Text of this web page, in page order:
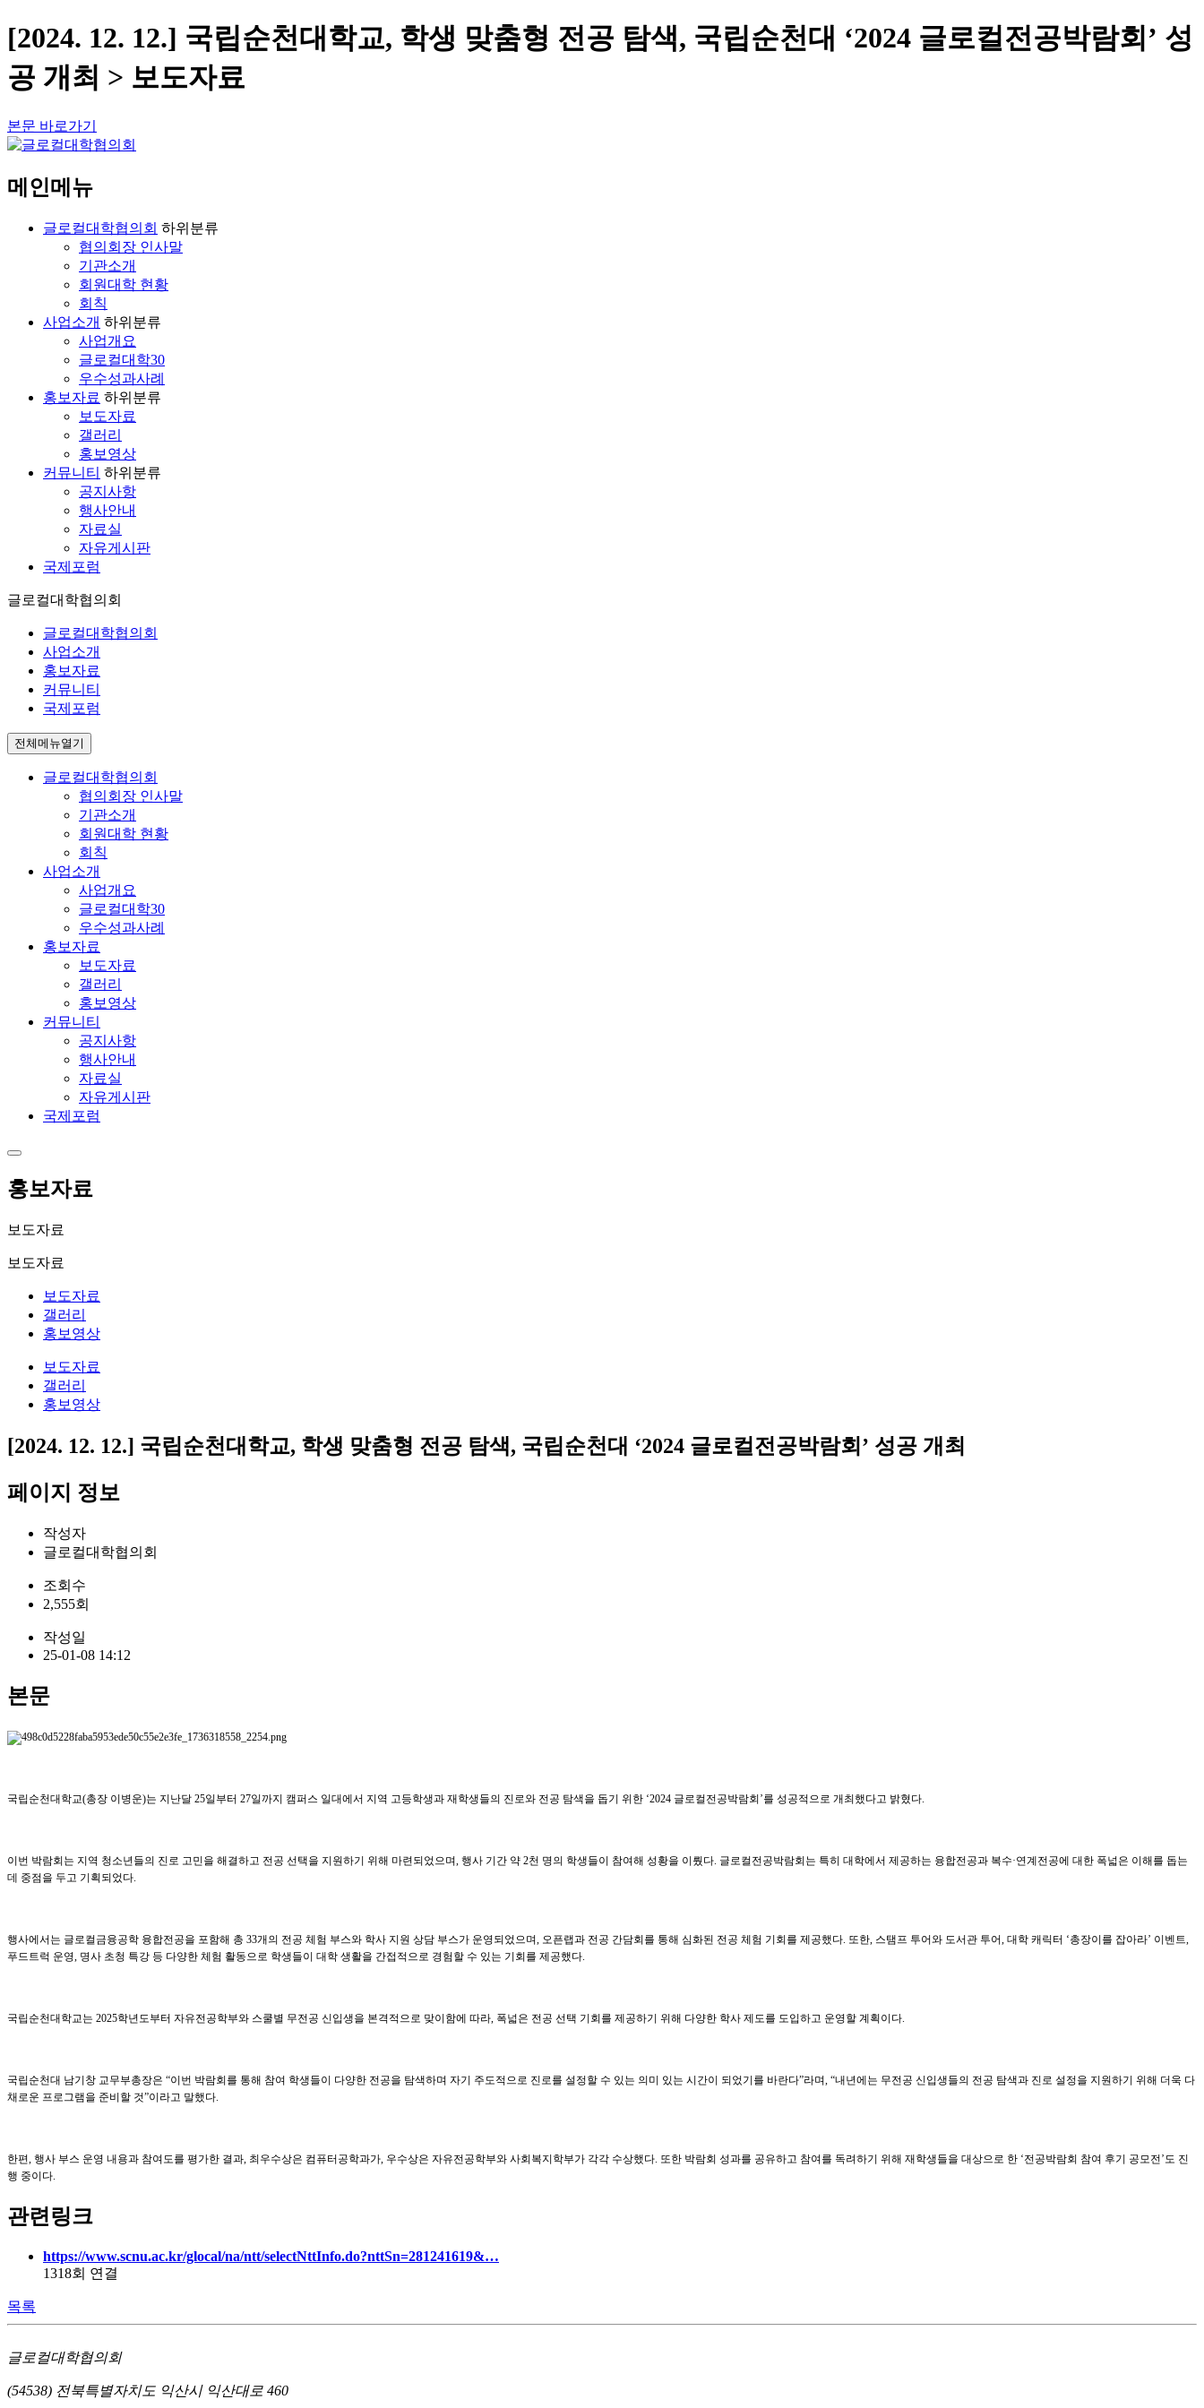
[2024. 12. 12.] 국립순천대학교, 학생 맞춤형 전공 탐색, 국립순천대 ‘2024 글로컬전공박람회’ 성
공 개최 > 보도자료
본문 바로가기
메인메뉴
글로컬대학협의회 하위분류
협의회장 인사말
기관소개
회원대학 현황
회칙
사업소개 하위분류
사업개요
글로컬대학30
우수성과사례
홍보자료 하위분류
보도자료
갤러리
홍보영상
커뮤니티 하위분류
공지사항
행사안내
자료실
자유게시판
국제포럼
글로컬대학협의회
글로컬대학협의회
사업소개
홍보자료
커뮤니티
국제포럼
전체메뉴열기
글로컬대학협의회
협의회장 인사말
기관소개
회원대학 현황
회칙
사업소개
사업개요
글로컬대학30
우수성과사례
홍보자료
보도자료
갤러리
홍보영상
커뮤니티
공지사항
행사안내
자료실
자유게시판
국제포럼
홍보자료
보도자료
보도자료
보도자료
갤러리
홍보영상
보도자료
갤러리
홍보영상
[2024. 12. 12.] 국립순천대학교, 학생 맞춤형 전공 탐색, 국립순천대 ‘2024 글로컬전공박람회’ 성공 개최
페이지 정보
작성자
글로컬대학협의회
조회수
2,555회
작성일
25-01-08 14:12
본문
국립순천대학교(총장 이병운)는 지난달 25일부터 27일까지 캠퍼스 일대에서 지역 고등학생과 재학생들의 진로와 전공 탐색을 돕기 위한 ‘2024 글로컬전공박람회’를 성공적으로 개최했다고 밝혔다.
이번 박람회는 지역 청소년들의 진로 고민을 해결하고 전공 선택을 지원하기 위해 마련되었으며, 행사 기간 약 2천 명의 학생들이 참여해 성황을 이뤘다. 글로컬전공박람회는 특히 대학에서 제공하는 융합전공과 복수·연계전공에 대한 폭넓은 이해를 돕는
데 중점을 두고 기획되었다.
행사에서는 글로컬금융공학 융합전공을 포함해 총 33개의 전공 체험 부스와 학사 지원 상담 부스가 운영되었으며, 오픈랩과 전공 간담회를 통해 심화된 전공 체험 기회를 제공했다. 또한, 스탬프 투어와 도서관 투어, 대학 캐릭터 ‘총장이를 잡아라’ 이벤트,
푸드트럭 운영, 명사 초청 특강 등 다양한 체험 활동으로 학생들이 대학 생활을 간접적으로 경험할 수 있는 기회를 제공했다.
국립순천대학교는 2025학년도부터 자유전공학부와 스쿨별 무전공 신입생을 본격적으로 맞이함에 따라, 폭넓은 전공 선택 기회를 제공하기 위해 다양한 학사 제도를 도입하고 운영할 계획이다.
국립순천대 남기창 교무부총장은 “이번 박람회를 통해 참여 학생들이 다양한 전공을 탐색하며 자기 주도적으로 진로를 설정할 수 있는 의미 있는 시간이 되었기를 바란다”라며, “내년에는 무전공 신입생들의 전공 탐색과 진로 설정을 지원하기 위해 더욱 다
채로운 프로그램을 준비할 것”이라고 말했다.
한편, 행사 부스 운영 내용과 참여도를 평가한 결과, 최우수상은 컴퓨터공학과가, 우수상은 자유전공학부와 사회복지학부가 각각 수상했다. 또한 박람회 성과를 공유하고 참여를 독려하기 위해 재학생들을 대상으로 한 ‘전공박람회 참여 후기 공모전’도 진
행 중이다.
관련링크
https://www.scnu.ac.kr/glocal/na/ntt/selectNttInfo.do?nttSn=281241619&…
1318회 연결
목록
글로컬대학협의회
(54538) 전북특별자치도 익산시 익산대로 460